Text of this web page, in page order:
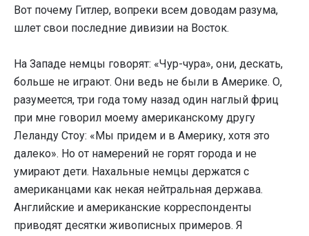
Вот почему Гитлер, вопреки всем доводам разума,
шлет свои последние дивизии на Восток.
На Западе немцы говорят: «Чур-чура», они, дескать,
больше не играют. Они ведь не были в Америке. О,
разумеется, три года тому назад один наглый фриц
при мне говорил моему американскому другу
Леланду Стоу: «Мы придем и в Америку, хотя это
далеко». Но от намерений не горят города и не
умирают дети. Нахальные немцы держатся с
американцами как некая нейтральная держава.
Английские и американские корреспонденты
приводят десятки живописных примеров. Я